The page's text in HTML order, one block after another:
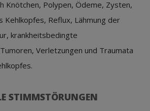
Knötchen, Polypen, Ödeme, Zysten,
Kehlkopfes, Reflux, Lähmung der
krankheitsbedingte
Verletzungen und Traumata
STIMMSTÖRUNGEN